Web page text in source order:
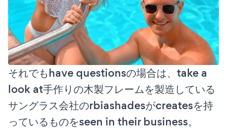
それでもhave questionsの場合は、take a
look at手作りの木製フレームを製造している
サングラス会社のrbiashadesがcreatesを持
っているものをseen in their business。